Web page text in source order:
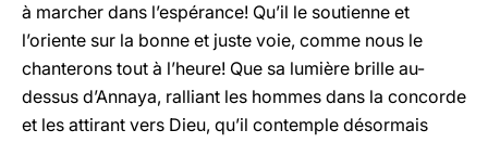
à marcher dans l’espérance! Qu’il le soutienne et
l’oriente sur la bonne et juste voie, comme nous le
chanterons tout à l’heure! Que sa lumière brille au-
dessus d’Annaya, ralliant les hommes dans la concorde
et les attirant vers Dieu, qu’il contemple désormais